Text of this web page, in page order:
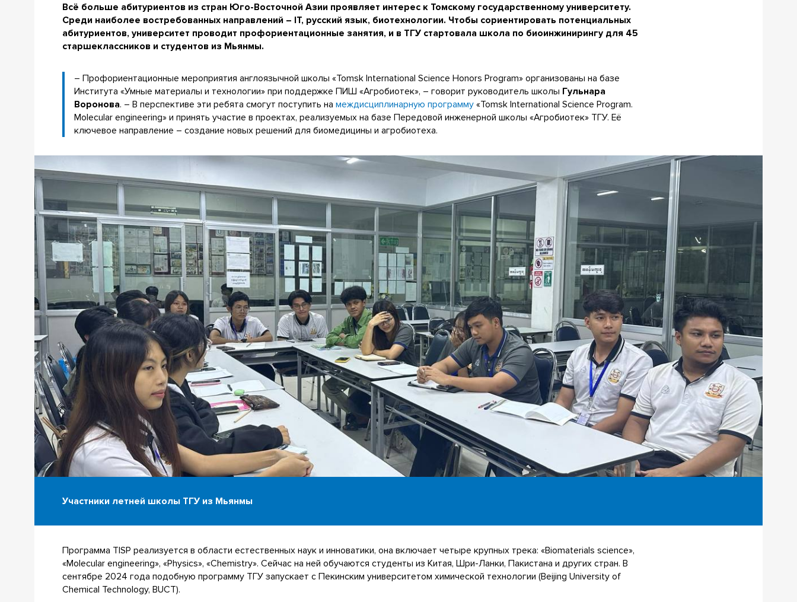
Всё больше абитуриентов из стран Юго-Восточной Азии проявляет интерес к Томскому государственному университету.
Среди наиболее востребованных направлений – IT, русский язык, биотехнологии. Чтобы сориентировать потенциальных
абитуриентов, университет проводит профориентационные занятия, и в ТГУ стартовала школа по биоинжинирингу для 45
старшеклассников и студентов из Мьянмы.
– Профориентационные мероприятия англоязычной школы «Tomsk International Science Honors Program» организованы на базе
Института «Умные материалы и технологии» при поддержке ПИШ «Агробиотек», – говорит руководитель школы Гульнара
Воронова. – В перспективе эти ребята смогут поступить намеждисциплинарную программу «Tomsk International Science Program.
Molecular engineering» и принять участие в проектах, реализуемых на базе Передовой инженерной школы «Агробиотек» ТГУ. Её
ключевое направление – создание новых решений для биомедицины и агробиотеха.
Участники летней школы ТГУ из Мьянмы
Программа TISP реализуется в области естественных наук и инноватики, она включает четыре крупных трека: «Biomaterials science»,
«Molecular engineering», «Physics», «Chemistry». Сейчас на ней обучаются студенты из Китая, Шри-Ланки, Пакистана и других стран. В
сентябре 2024 года подобную программу ТГУ запускает с Пекинским университетом химической технологии (Beijing University of
Chemical Technology, BUCT).